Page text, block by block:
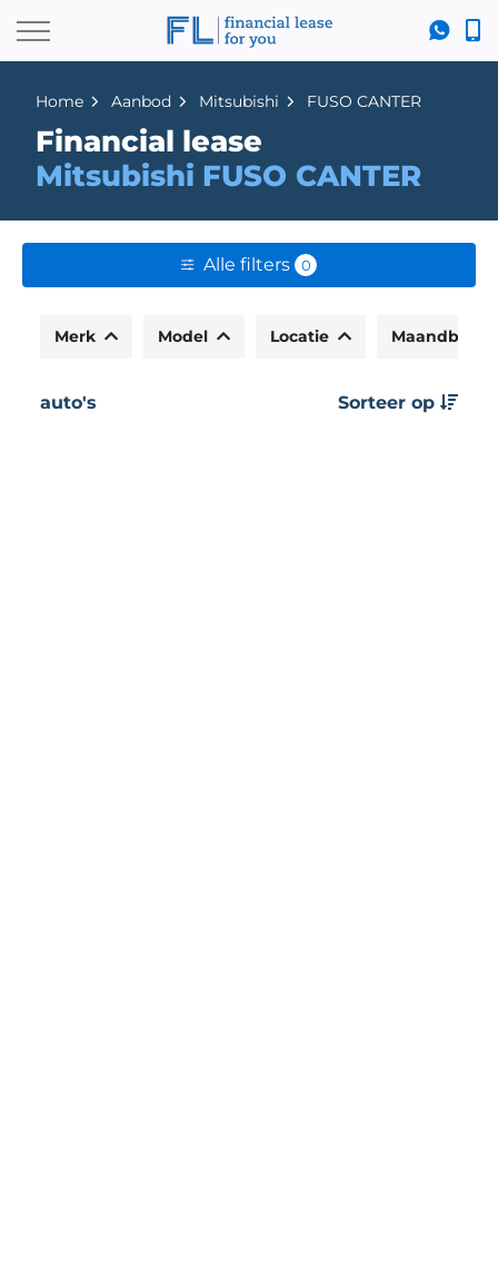
Home Aanbod Mitsubishi FUSO CANTER
Financial lease
Mitsubishi FUSO CANTER
Alle filters 0
Merk Model Locatie
auto's Sorteer op